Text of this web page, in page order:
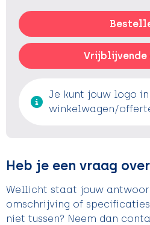
Je kunt jouw logo in
winkelwagen/
Heb je een vraag
Wellicht staat jouw
omschrijving of
niet tussen? Neem dan